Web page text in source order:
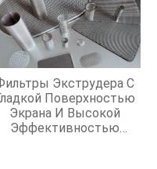
Экструдера С
Поверхностью
Экрана И Высокой
Эффективностью